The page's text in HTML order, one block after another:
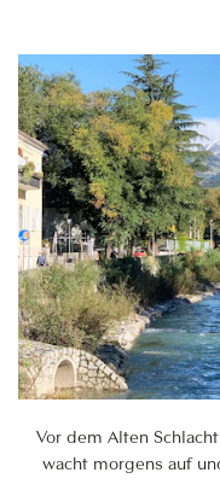
Vor dem Alten
wacht morgens auf